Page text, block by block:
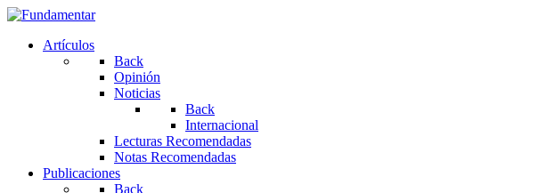
Artículos
Back
Opinión
Noticias
Back
Internacional
Lecturas Recomendadas
Notas Recomendadas
Publicaciones
Back